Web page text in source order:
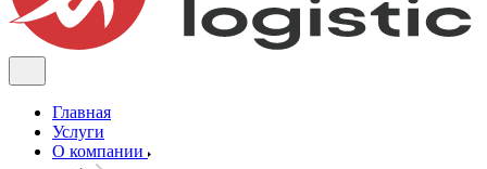
Главная
Услуги
О компании